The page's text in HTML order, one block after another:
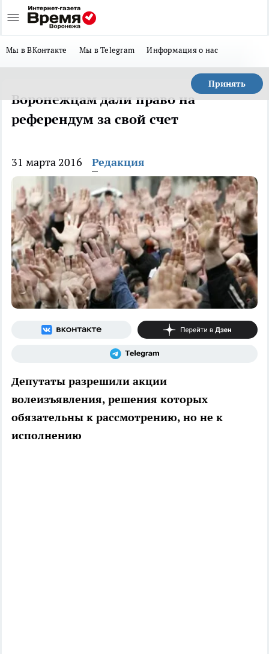
Мы в ВКонтакте Мы в Telegram Информация о нас
Принять
Воронежцам дали право на
референдум за свой счет
31 марта 2016 Редакция
Депутаты разрешили акции
волеизъявления, решения которых
обязательны к рассмотрению, но не к
исполнению